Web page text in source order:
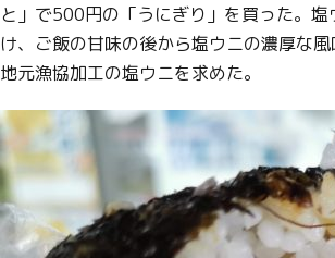
と」で500円の「うにぎり」を買った。
け、ご飯の甘味の後から塩ウニの濃厚な
地元漁協加工の塩ウニを求めた。